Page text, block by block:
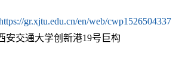
gr.xjtu.edu.cn/en/web/cwp1526504337
安交通大学创新港19号巨构